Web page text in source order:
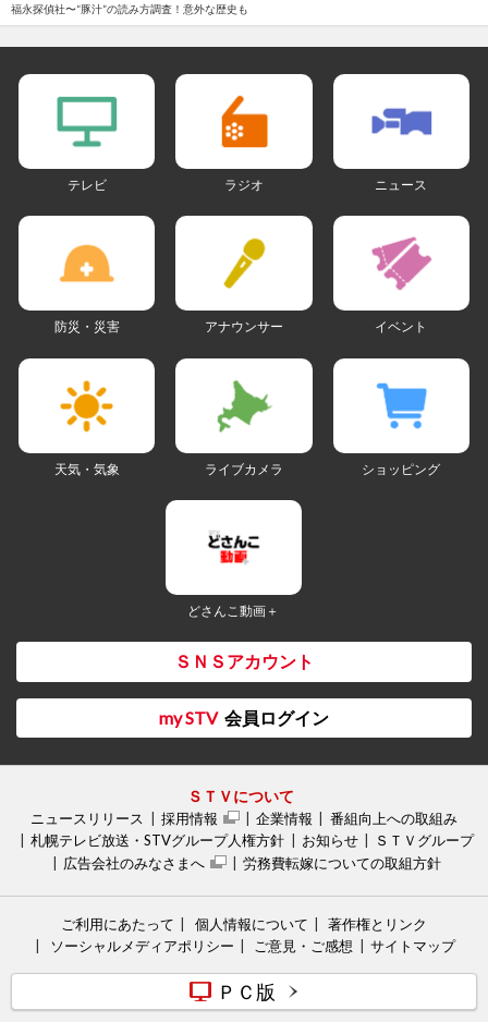
福永探偵社〜“豚汁”の読み方調査！意外な歴史も
テレビ ラジオ ニュース
防災・災害 アナウンサー イベント
天気・気象 ライブカメラ ショッピング
どさんこ動画＋
ＳＮＳアカウント
my STV 会員ログイン
ＳＴＶについて
ニュースリリース 採用情報 企業情報
番組向上への取組み
札幌テレビ放送・STVグループ人権方針
お知らせ
ＳＴＶグループ
広告会社のみなさまへ
労務費転嫁についての取組方針
ご利用にあたって 個人情報について
著作権とリンク
ソーシャルメディアポリシー
ご意見・ご感想 サイトマップ
ＰＣ版